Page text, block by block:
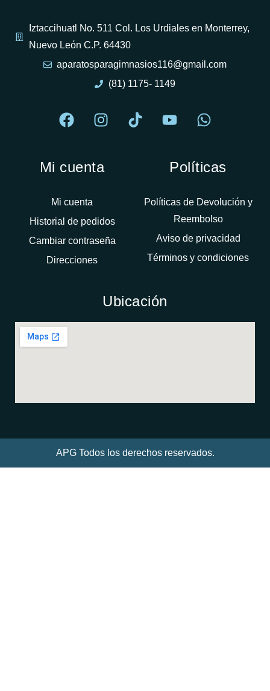
Iztaccihuatl No. 511 Col. Los Urdiales en Monterrey,
Nuevo León C.P. 64430
aparatosparagimnasios116@gmail.com
(81) 1175- 1149
Mi cuenta
Mi cuenta
Historial de pedidos
Cambiar contraseña
Direcciones
Políticas
Políticas de Devolución y
Reembolso
Aviso de privacidad
Términos y condiciones
Ubicación
APG Todos los derechos reservados.